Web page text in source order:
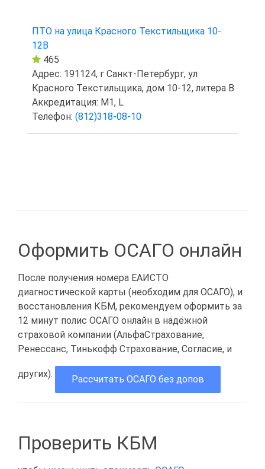
ПТО на улица Красного Текстильщика 10-
12В
465
Адрес: 191124, г Санкт-Петербург, ул
Красного Текстильщика, дом 10-12, литера В
Аккредитация: M1, L
Телефон: (812)318-08-10
Оформить ОСАГО онлайн
После получения номера ЕАИСТО
диагностической карты (необходим для ОСАГО), и
восстановления КБМ, рекомендуем оформить за
12 минут полис ОСАГО онлайн в надёжной
страховой компании (АльфаСтрахование,
Ренессанс, Тинькофф Страхование, Согласие, и
других). Рассчитать ОСАГО без допов
Проверить КБМ